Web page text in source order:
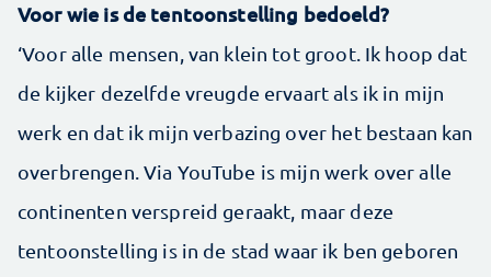
Voor wie is de tentoonstelling bedoeld?
‘Voor alle mensen, van klein tot groot. Ik hoop dat
de kijker dezelfde vreugde ervaart als ik in mijn
werk en dat ik mijn verbazing over het bestaan kan
overbrengen. Via YouTube is mijn werk over alle
continenten verspreid geraakt, maar deze
tentoonstelling is in de stad waar ik ben geboren